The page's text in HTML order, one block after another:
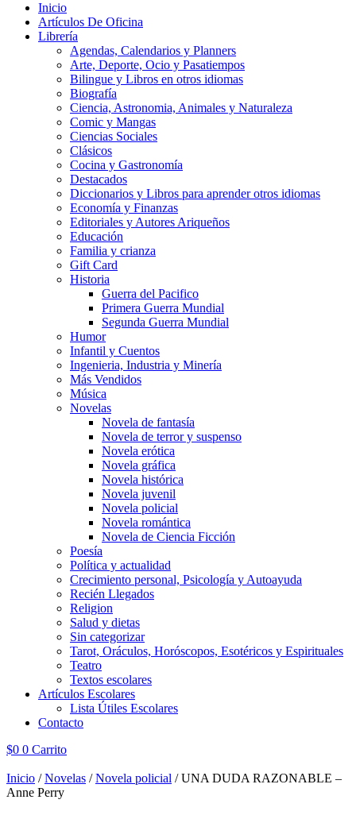
Inicio
Artículos De Oficina
Librería
Agendas, Calendarios y Planners
Arte, Deporte, Ocio y Pasatiempos
Bilingue y Libros en otros idiomas
Biografía
Ciencia, Astronomia, Animales y Naturaleza
Comic y Mangas
Ciencias Sociales
Clásicos
Cocina y Gastronomía
Destacados
Diccionarios y Libros para aprender otros idiomas
Economía y Finanzas
Editoriales y Autores Ariqueños
Educación
Familia y crianza
Gift Card
Historia
Guerra del Pacifico
Primera Guerra Mundial
Segunda Guerra Mundial
Humor
Infantil y Cuentos
Ingenieria, Industria y Minería
Más Vendidos
Música
Novelas
Novela de fantasía
Novela de terror y suspenso
Novela erótica
Novela gráfica
Novela histórica
Novela juvenil
Novela policial
Novela romántica
Novela de Ciencia Ficción
Poesía
Política y actualidad
Crecimiento personal, Psicología y Autoayuda
Recién Llegados
Religion
Salud y dietas
Sin categorizar
Tarot, Oráculos, Horóscopos, Esotéricos y Espirituales
Teatro
Textos escolares
Artículos Escolares
Lista Útiles Escolares
Contacto
$0 0 Carrito
Inicio /Novelas /Novela policial / UNA DUDA RAZONABLE –
Anne Perry